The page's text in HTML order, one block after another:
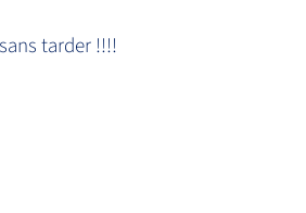
tarder !!!!